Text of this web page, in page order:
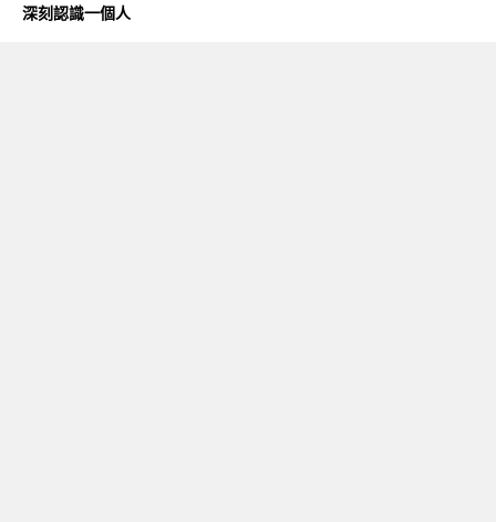
深刻認識一個人